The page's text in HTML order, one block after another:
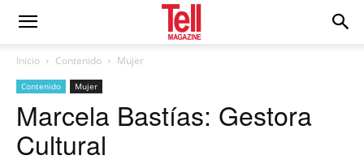
Inicio Contenido Mujer
Contenido Mujer
Marcela Bastías: Gestora
Cultural